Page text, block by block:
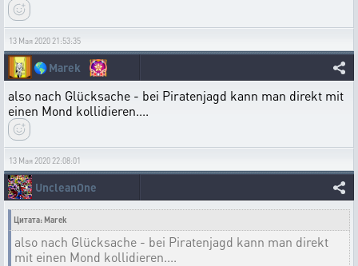
13 Мая 2020 21:53:35
🌎Marek
also nach Glücksache - bei Piratenjagd kann man direkt mit
einen Mond kollidieren....
13 Мая 2020 22:08:01
UncleanOne
Цитата: Marek
also nach Glücksache - bei Piratenjagd kann man direkt
mit einen Mond kollidieren....